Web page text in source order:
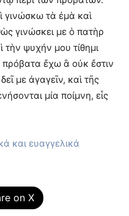
γινώσκω τὰ ἐμὰ καὶ
γινώσκει με ὁ πατὴρ
ψυχήν μου τίθημι
ἔχω ἃ οὐκ ἔστιν
με ἀγαγεῖν, καὶ τῆς
μία ποίμνη, εἷς
και ευαγγελικά
on X